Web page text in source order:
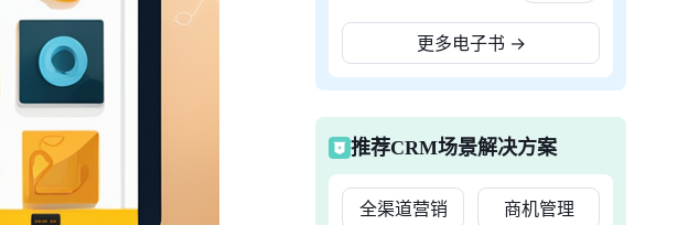
更多电子书 →
推荐CRM场景解决方案
全渠道营销 商机管理